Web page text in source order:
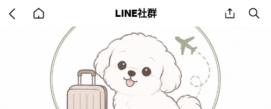
back
home
LINE社群 share